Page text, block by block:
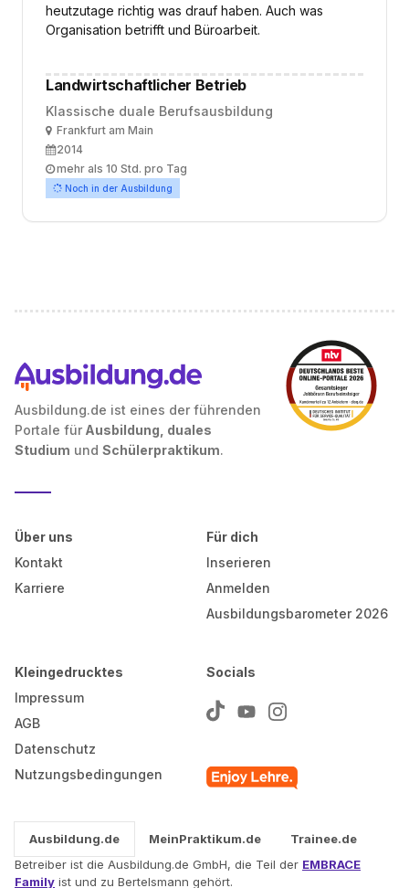
heutzutage richtig was drauf haben. Auch was
Organisation betrifft und Büroarbeit.
Landwirtschaftlicher Betrieb
Klassische duale Berufsausbildung
OrtFrankfurt am Main
Ausbildungsbeginn
2014
Arbeitszeit
mehr als 10 Std. pro Tag
Noch in der Ausbildung
Ausbildung.de ist eines der führenden
Portale für Ausbildung, duales
Studium und Schülerpraktikum.
Über uns
Kontakt
Karriere
Für dich
Inserieren
Anmelden
Ausbildungsbarometer 2026
Kleingedrucktes
Impressum
AGB
Datenschutz
Nutzungsbedingungen
Socials
Ausbildung.de MeinPraktikum.de
Trainee.de
Betreiber ist die Ausbildung.de GmbH, die Teil der EMBRACE
Family ist und zu Bertelsmann gehört.